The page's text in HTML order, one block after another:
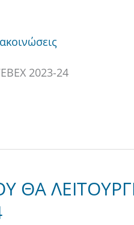
2023-24
ΘΑ